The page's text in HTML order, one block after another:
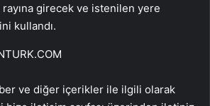
girecek ve istenilen yere
kullandı.
ve diğer içerikler ile ilgili olarak